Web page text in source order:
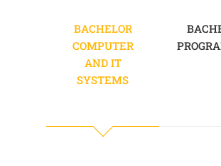
BACHELOR
COMPUTER
AND IT
SYSTEMS